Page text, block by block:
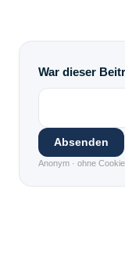
War dieser
Absenden
Anonym · ohne